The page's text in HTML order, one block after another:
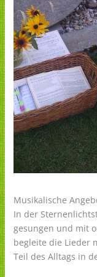
Musikalische
In der
gesungen und mit
begleite die Lieder
Teil des Alltags in